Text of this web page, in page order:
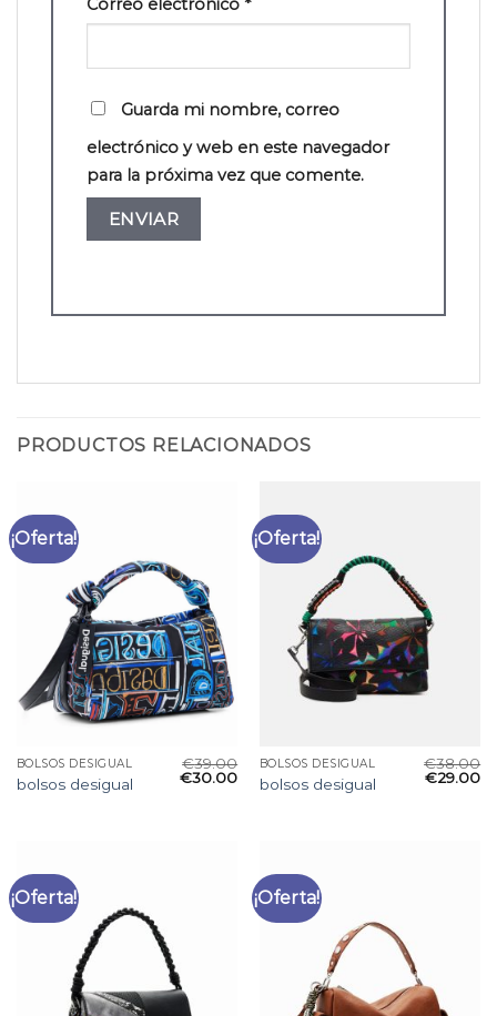
Correo electrónico *
Guarda mi nombre, correo
electrónico y web en este navegador
para la próxima vez que comente.
PRODUCTOS RELACIONADOS
¡Oferta!
BOLSOS DESIGUAL
bolsos desigual
€39.00
€30.00
¡Oferta!
BOLSOS DESIGUAL
bolsos desigual
€38.00
€29.00
¡Oferta! ¡Oferta!